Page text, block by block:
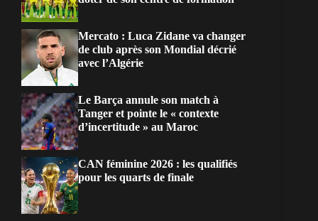
Mercato : Luca Zidane va changer
de club après son Mondial décrié
avec l’Algérie
Le Barça annule son match à
Tanger et pointe le « contexte
d’incertitude » au Maroc
CAN féminine 2026 : les qualifiés
pour les quarts de finale